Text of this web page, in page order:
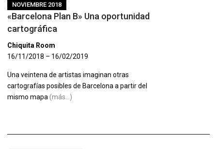
NOVIEMBRE 2018
«Barcelona Plan B» Una oportunidad
cartográfica
Chiquita Room
16/11/2018 – 16/02/2019
Una veintena de artistas imaginan otras
cartografías posibles de Barcelona a partir del
mismo mapa (más…)